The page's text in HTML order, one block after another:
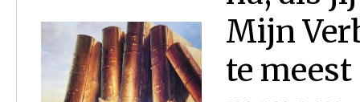
Mijn
te